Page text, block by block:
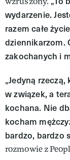
wydarzenie.
razem całe
dziennikarzom.
zakochanych i
„Jedyną
w związek, a
kochana. Nie
kocham
bardzo, bardzo
rozmowie z